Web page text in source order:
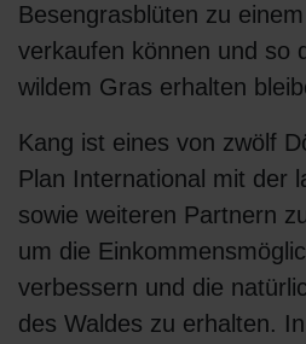
Besengrasblüten zu
verkaufen können und so
wildem Gras erhalten
Kang ist eines von zwölf
Plan International mit der
sowie weiteren Partnern
um die
verbessern und die
des Waldes zu erhalten.